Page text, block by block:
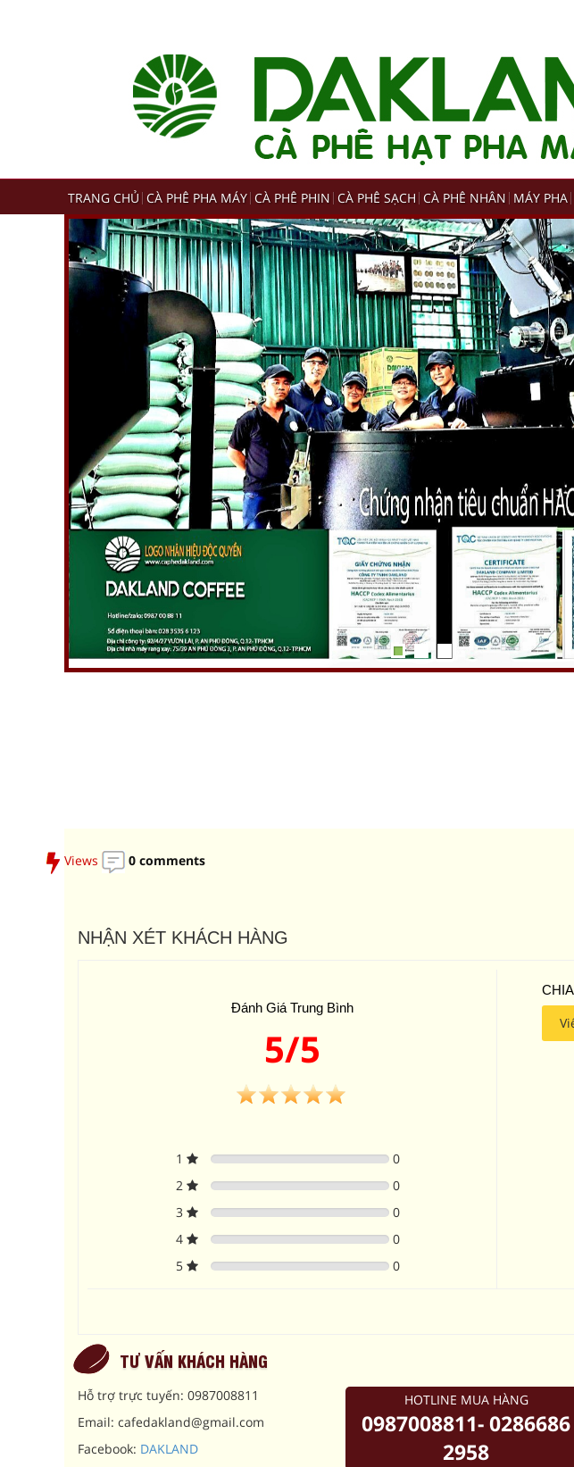
TRANG CHỦ CÀ PHÊ PHA MÁY CÀ PHÊ PHIN CÀ PHÊ SẠCH CÀ PHÊ NHÂN MÁY PHA
Views 0 comments
NHẬN XÉT KHÁCH HÀNG
Đánh Giá Trung Bình
5/5
1
0
2
0
3
0
4
0
5
0
TƯ VẤN KHÁCH HÀNG
Hỗ trợ trực tuyến: 0987008811
Email: cafedakland@gmail.com
Facebook: DAKLAND
HOTLINE MUA HÀNG
0987008811- 0286686
2958